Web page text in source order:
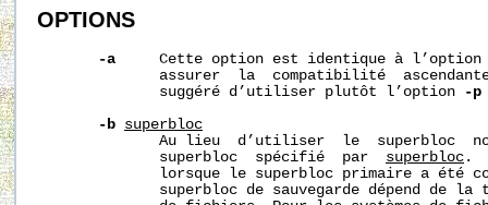
OPTIONS
-a
Cette option est identique à
assurer  la  compatibilité
              suggéré d’utiliser plutôt l’option
-p
-b superbloc
Au lieu  d’utiliser  le  superbloc
              superbloc  spécifié  par
superbloc .
lorsque le superbloc primaire a été
superbloc de sauvegarde dépend de la